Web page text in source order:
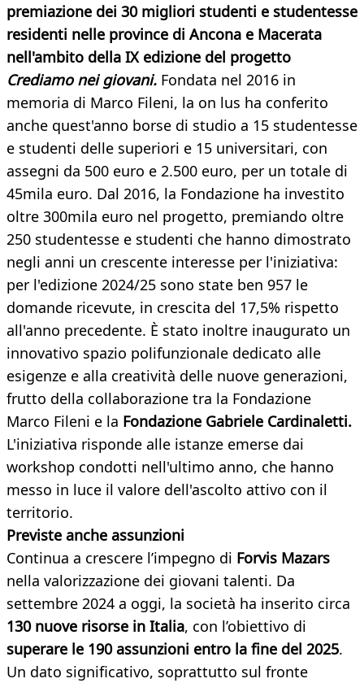
premiazione dei 30 migliori studenti e studentesse
residenti nelle province di Ancona e Macerata
nell'ambito della IX edizione del progetto
Crediamo nei giovani. Fondata nel 2016 in
memoria di Marco Fileni, la on lus ha conferito
anche quest'anno borse di studio a 15 studentesse
e studenti delle superiori e 15 universitari, con
assegni da 500 euro e 2.500 euro, per un totale di
45mila euro. Dal 2016, la Fondazione ha investito
oltre 300mila euro nel progetto, premiando oltre
250 studentesse e studenti che hanno dimostrato
negli anni un crescente interesse per l'iniziativa:
per l'edizione 2024/25 sono state ben 957 le
domande ricevute, in crescita del 17,5% rispetto
all'anno precedente. È stato inoltre inaugurato un
innovativo spazio polifunzionale dedicato alle
esigenze e alla creatività delle nuove generazioni,
frutto della collaborazione tra la Fondazione
Marco Fileni e la Fondazione Gabriele Cardinaletti.
L'iniziativa risponde alle istanze emerse dai
workshop condotti nell'ultimo anno, che hanno
messo in luce il valore dell'ascolto attivo con il
territorio.
Previste anche assunzioni
Continua a crescere l’impegno di Forvis Mazars
nella valorizzazione dei giovani talenti. Da
settembre 2024 a oggi, la società ha inserito circa
130 nuove risorse in Italia, con l’obiettivo di
superare le 190 assunzioni entro la fine del 2025.
Un dato significativo, soprattutto sul fronte